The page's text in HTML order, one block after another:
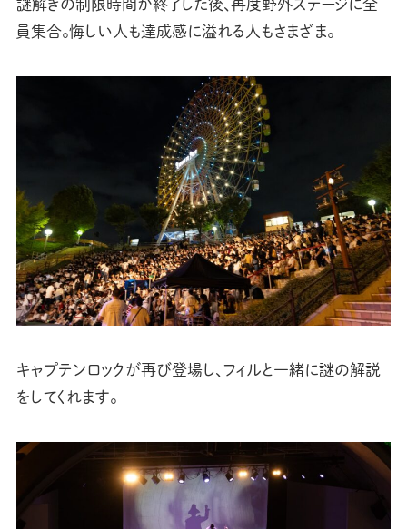
謎解きの制限時間が終了した後、再度野外ステージに全
員集合。悔しい人も達成感に溢れる人もさまざま。
キャプテンロックが再び登場し、フィルと一緒に謎の解説
をしてくれます。